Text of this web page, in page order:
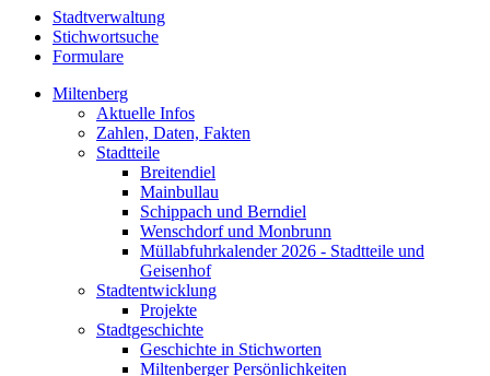
Stadtverwaltung
Stichwortsuche
Formulare
Miltenberg
Aktuelle Infos
Zahlen, Daten, Fakten
Stadtteile
Breitendiel
Mainbullau
Schippach und Berndiel
Wenschdorf und Monbrunn
Müllabfuhrkalender 2026 - Stadtteile und
Geisenhof
Stadtentwicklung
Projekte
Stadtgeschichte
Geschichte in Stichworten
Miltenberger Persönlichkeiten